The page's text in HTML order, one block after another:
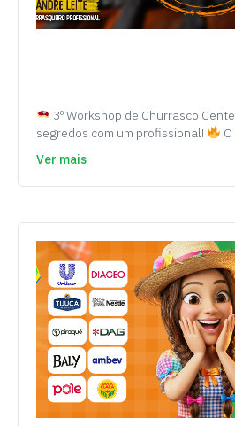
3º Workshop de Churrasco
segredos com um profissional!
Ver mais